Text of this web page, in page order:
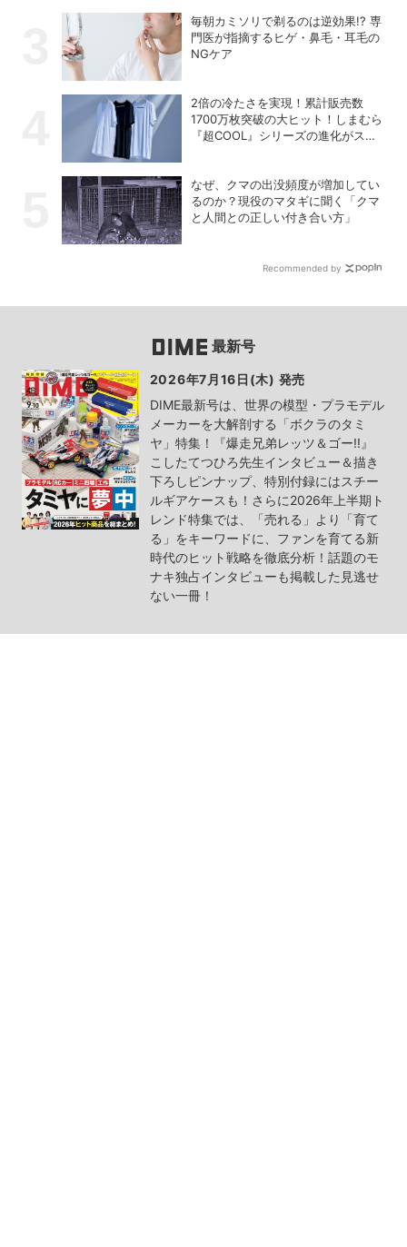
毎朝カミソリで剃るのは逆効果!? 専
門医が指摘するヒゲ・鼻毛・耳毛の
NGケア
2倍の冷たさを実現！累計販売数
1700万枚突破の大ヒット！しまむら
『超COOL』シリーズの進化がスゴ
なぜ、クマの出没頻度が増加してい
るのか？現役のマタギに聞く「クマ
と人間との正しい付き合い方」
Recommended by
最新号
2026年7月16日(木) 発売
DIME最新号は、世界の模型・プラモデル
メーカーを大解剖する「ボクラのタミ
ヤ」特集！『爆走兄弟レッツ＆ゴー!!』
こしたてつひろ先生インタビュー＆描き
下ろしピンナップ、特別付録にはスチー
ルギアケースも！さらに2026年上半期ト
レンド特集では、「売れる」より「育て
る」をキーワードに、ファンを育てる新
時代のヒット戦略を徹底分析！話題のモ
ナキ独占インタビューも掲載した見逃せ
ない一冊！